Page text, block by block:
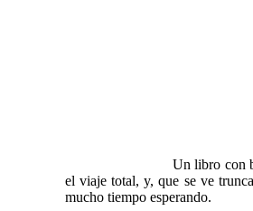
Un libro con
el viaje total, y, que se ve
mucho tiempo esperando.